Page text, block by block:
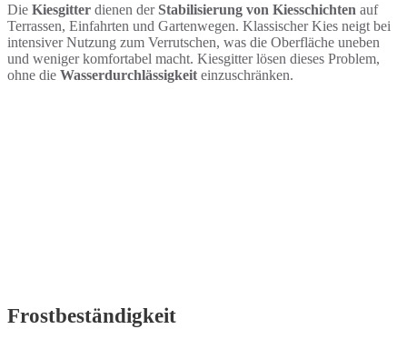
Die Kiesgitter dienen der Stabilisierung von Kiesschichten auf
Terrassen, Einfahrten und Gartenwegen. Klassischer Kies neigt bei
intensiver Nutzung zum Verrutschen, was die Oberfläche uneben
und weniger komfortabel macht. Kiesgitter lösen dieses Problem,
ohne die Wasserdurchlässigkeit einzuschränken.
Frostbeständigkeit